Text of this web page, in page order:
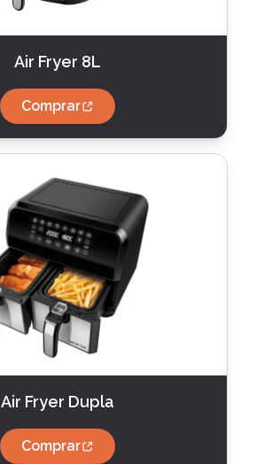
Air Fryer 8L
Comprar
Air Fryer Dupla
Comprar